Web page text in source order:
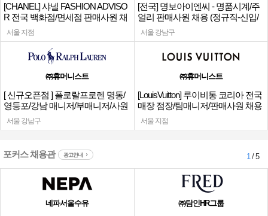
[CHANEL] 샤넬 FASHION ADVISO
R 전국 백화점/면세점 판매사원 채
용
서울 지점
[전국] 명보아이엔씨 - 명품시계/주
얼리 판매사원 채용 (정규직-신입/
경력)
서울 강남구
㈜휴머니스트
[ 신규오픈점 ] 폴로랄프로렌 명동/
영등포/강남 매니저/부매니저/사원
서울 강남구
㈜휴머니스트
[LouisVuitton] 루이비통 코리아 전국
매장 점장/팀매니저/판매사원 채용
서울 지점
포커스 채용관 광고안내 1/ 5
네파서울수유 ㈜탐인HR그룹